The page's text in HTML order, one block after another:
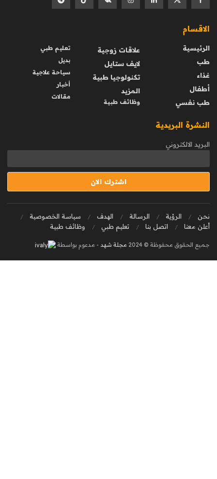
الاقسام
الرئيسية
طب
غذاء
أطفال
طب نفسي
علاقات زوجية
لايف ستايل
تكنولوجيا طبية
المزيد
وظائف طبية
تعليم طبي
بديل
سياحة علاجية
أخبار
مقالات
النشرة البريدية
البريد الالكتروني
نحن الرؤية الرسالة الهدف
سياسة الخصوصية
أعلن معنا
اتصل بنا تعليم طبي وظائف طبية
جميع الحقوق محفوظة © 2024 مجلة شهد - مدعوم بواسطة